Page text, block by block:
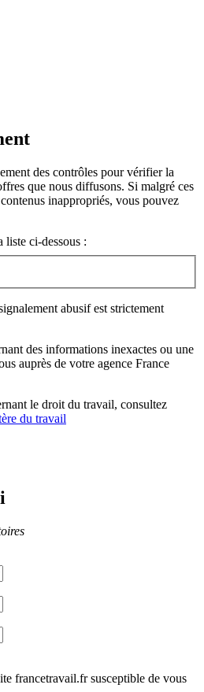
des contrôles pour vérifier la
que nous diffusons. Si malgré ces
inappropriés, vous pouvez
liste ci-dessous :
abusif est strictement
des informations inexactes ou une
auprès de votre agence France
le droit du travail, consultez
du travail
francetravail.fr susceptible de vous